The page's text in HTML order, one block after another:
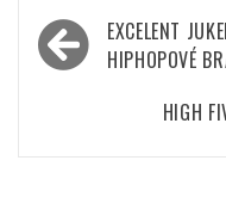
Navigace
pro
EXCELENT
HIPHOPOVÉ
HIGH